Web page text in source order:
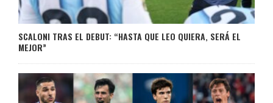
SCALONI TRAS EL DEBUT: “HASTA QUE LEO QUIERA, SERÁ EL
MEJOR”